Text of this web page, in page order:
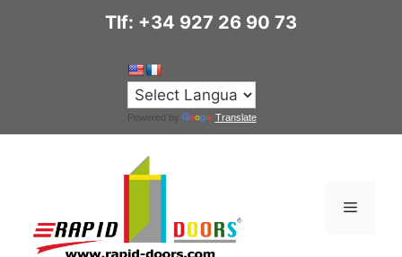
Tlf: +34 927 26 90 73
Powered by Translate
Menú